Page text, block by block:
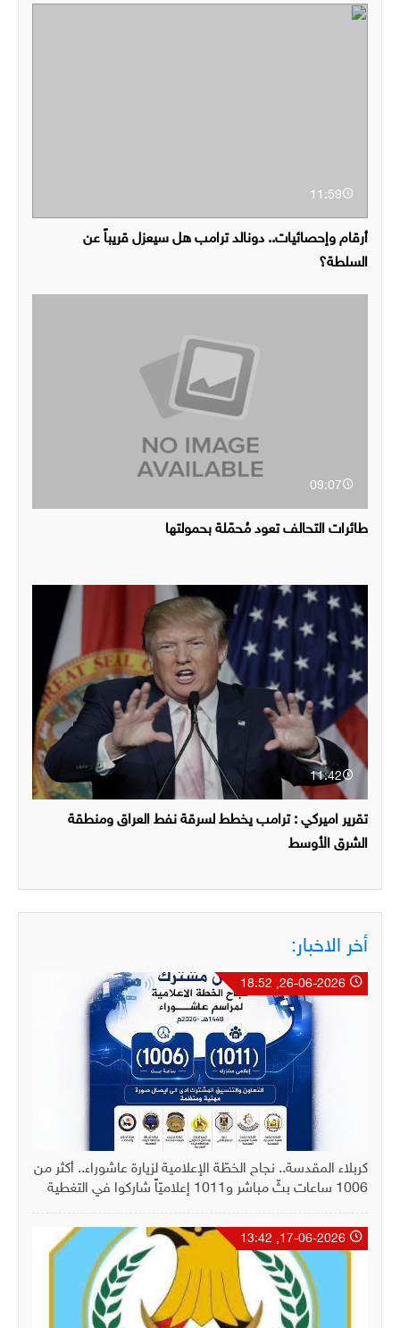
11:59
أرقام وإحصائيات.. دونالد ترامب هل سيعزل قريباً عن
السلطة؟
09:07
طائرات التحالف تعود مُحمّلة بحمولتها
11:42
تقرير اميركي : ترامب يخطط لسرقة نفط العراق ومنطقة
الشرق الأوسط
أخر الاخبار:
كربلاء المقدسة.. نجاح الخطّة الإعلامية لزيارة عاشوراء.. أكثر من
1006 ساعات بثّ مباشر و1011 إعلاميّاً شاركوا في التغطية